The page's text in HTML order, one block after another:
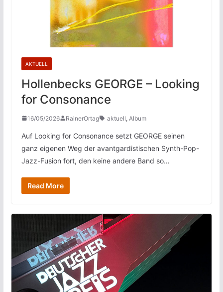
AKTUELL
Hollenbecks GEORGE – Looking
for Consonance
16/05/2026 RainerOrtag aktuell, Album
Auf Looking for Consonance setzt GEORGE seinen
ganz eigenen Weg der avantgardistischen Synth-Pop-
Jazz-Fusion fort, den keine andere Band so…
Read More